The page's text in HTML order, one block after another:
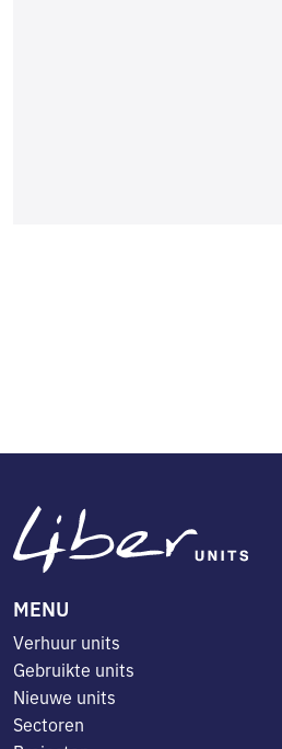
MENU
Verhuur units
Gebruikte units
Nieuwe units
Sectoren